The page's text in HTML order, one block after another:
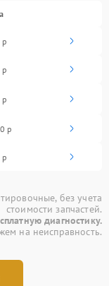
р
р
р
р
р
без учета
стоимости запчастей.
диагностику.
на неисправность.